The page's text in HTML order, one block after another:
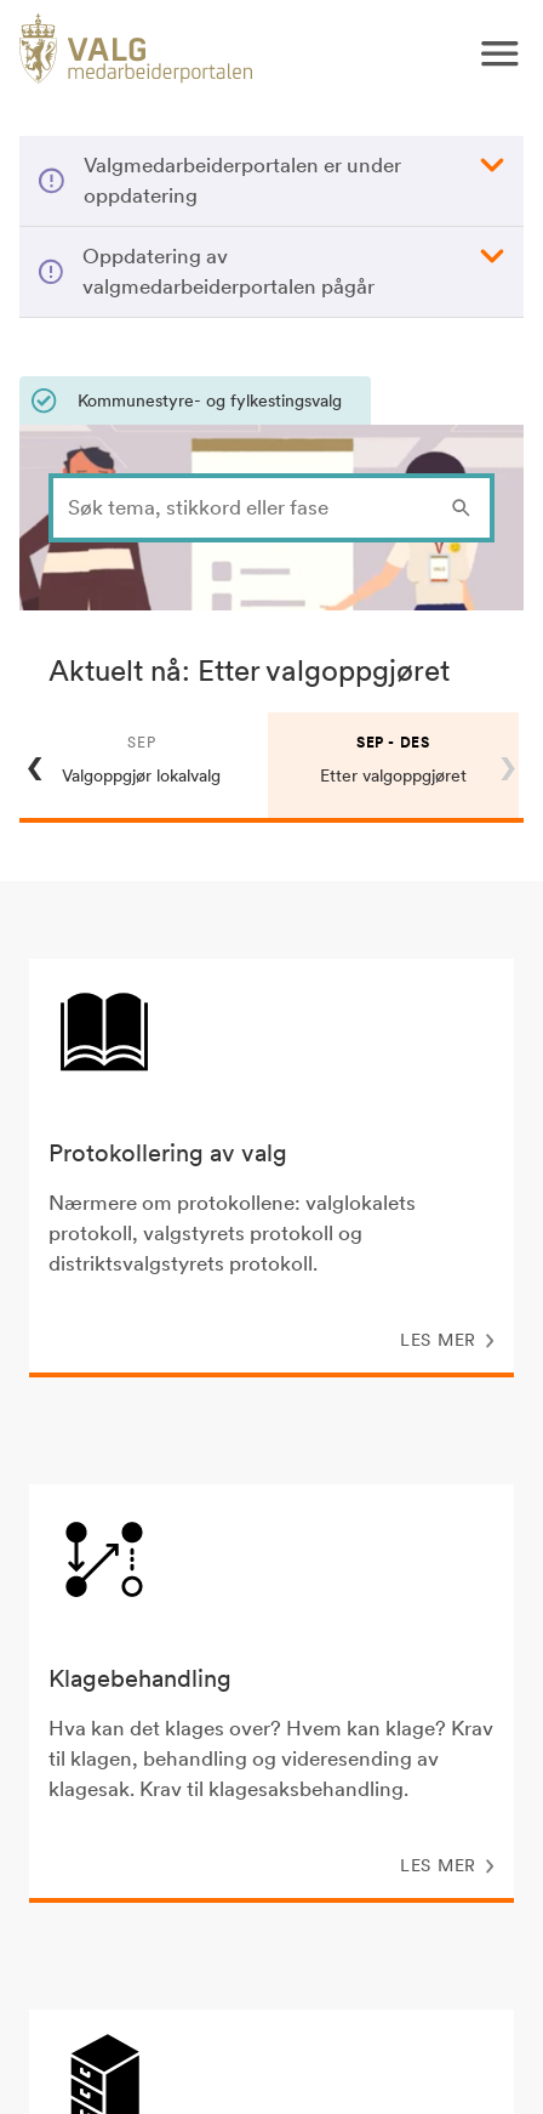
Valgmedarbeiderportalen er under
oppdatering
Oppdatering av
valgmedarbeiderportalen pågår
Kommunestyre- og fylkestingsvalg
Aktuelt nå: Etter valgoppgjøret
SEP
Valgoppgjør lokalvalg
SEP - DES
Etter valgoppgjøret
‹ ›
Protokollering av valg
Nærmere om protokollene: valglokalets
protokoll, valgstyrets protokoll og
distriktsvalgstyrets protokoll.
LES MER
Klagebehandling
Hva kan det klages over? Hvem kan klage? Krav
til klagen, behandling og videresending av
klagesak. Krav til klagesaksbehandling.
LES MER